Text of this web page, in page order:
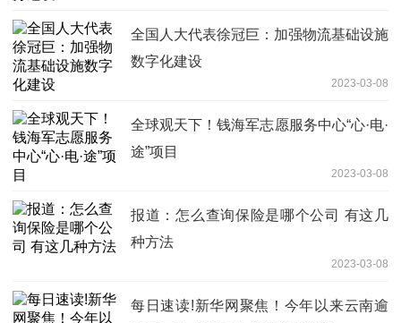
全国人大代表徐冠巨：加强物流基础设施
数字化建设
2023-03-08
全球观天下！钱海军志愿服务中心“心·电·
途”项目
2023-03-08
报道：怎么查询保险是哪个公司 有这几
种方法
2023-03-08
每日速读!新华网聚焦！今年以来云南逾